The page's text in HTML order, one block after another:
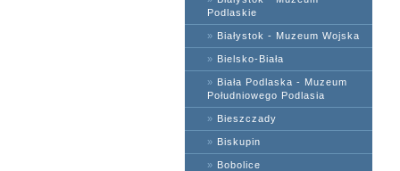
Podlaskie
» Białystok - Muzeum Wojska
» Bielsko-Biała
» Biała Podlaska - Muzeum
Południowego Podlasia
» Bieszczady
» Biskupin
» Bobolice